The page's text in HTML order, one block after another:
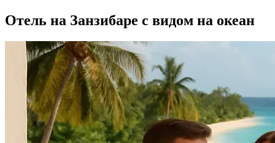
Отель на Занзибаре с видом на океан